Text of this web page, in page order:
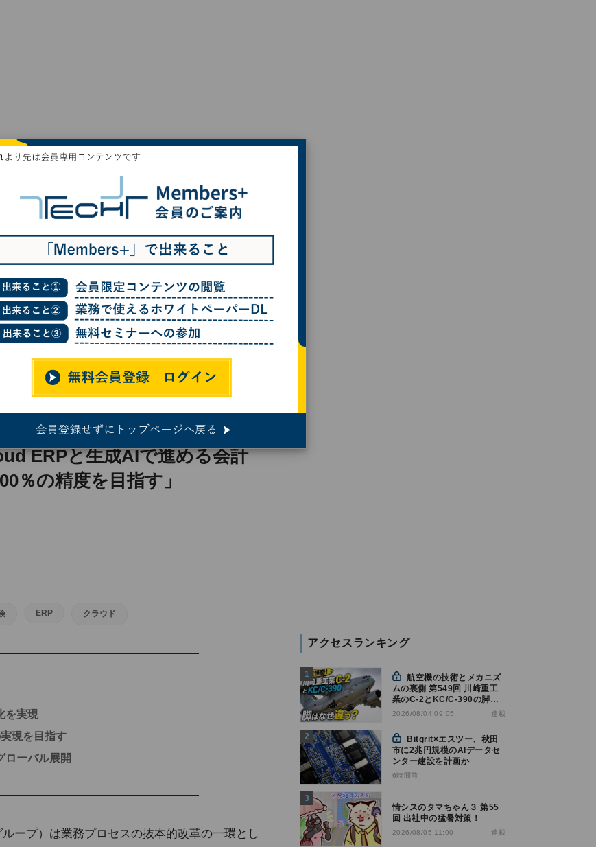
化プロジェクト「100％の精度を目指す」
ERPと生成AIで進める会計
％の精度を目指す」
ERP クラウド
を実現
現を目指す
ローバル展開
ープ）は業務プロセスの抜本的改革の一環とし
アクセスランキング
航空機の技術とメカニズ
ムの裏側 第549回 川崎重工
業のC-2とKC/C-390の脚は
なぜ違う? - 降着装置は複雑
2026/08/04 09:05 連載
市に2兆円規模のAIデータセ
ンター建設を計画か
6時間前
情シスのタマちゃん３ 第55
回 出社中の猛暑対策！
2026/08/05 11:00 連載